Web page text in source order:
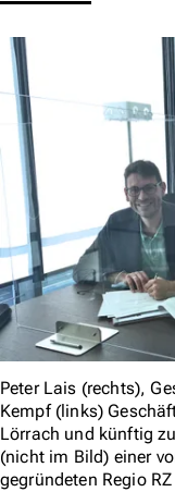
Peter Lais (rechts),
Kempf (links)
Lörrach und künftig
(nicht im Bild) einer
gegründeten Regio